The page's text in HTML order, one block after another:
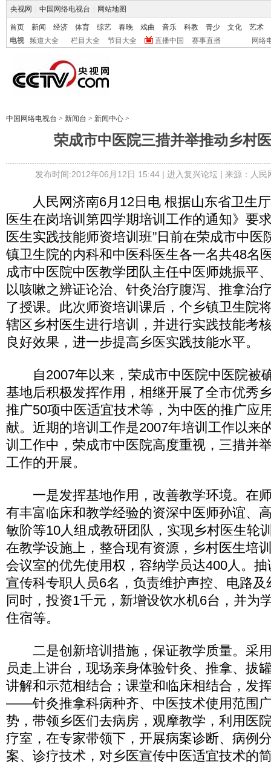
央视网 中国网络电视台 网站地图
首页 新闻 经济 体育 综艺 春晚 戏曲 音乐 科教 青少 文化
艺术
电视
频道大全 栏目大全 节目大全 直播中国 赛事直播 网络
中国网络电视台 > 新闻台 > 新闻中心 >
荣成市中医院三措并举推动乡村
发布时间:2012年06月12日 15:44 | 进入复兴论坛 | 来源：人
人民网济南6月12日电 根据山东省卫生厅
医生在岗培训第四学期培训工作的通知》要
医生实践技能师资培训班”日前在荣成市中医
镇卫生院的内科和中医科医生各一名共48名
成市中医院中医教学团队主任中医师姚振平
以咳嗽之辨证论治、针灸治疗腹泻、推拿治
了授课。此次师资培训课后，个乡镇卫生院
辖区乡村医生进行培训，并进行实践技能考
良好效果，进一步提高乡医实践技能水平。
自2007年以来，荣成市中医院中医院被
基地后积极发挥作用，相继开展了全市优秀
推广50项中医适宜技术等，为中医的推广应
献。近期的培训工作是2007年培训工作以来
训工作中，荣成市中医院高度重视，三措并
工作的开展。
一是发挥基地作用，改善教学环境。在
有丰富临床和教学经验的资深中医师孙谊、
敏阶等10人组成教研团队，实现乡村医生轮
在教学设施上，整合现有资源，乡村医生培
会议室的优先使用权，容纳学员达400人。
宣传科专职人员6名，负责维护声控、电路
同时，投资1千元，新增设饮水机6台，并为
住宿等。
二是创新培训措施，保证教学质量。采
员走上讲台，现场亲身体验针灸、推拿、拔
讲解和示范相结合；课堂和临床相结合，发
――针灸推拿科病种齐、中医技术使用范围
势，带领乡医们去病房，观摩教学，利用医
疗室，在专家带领下，开展病案诊断、病例
案、诊疗技术，对乡医宣传中医适宜技术的